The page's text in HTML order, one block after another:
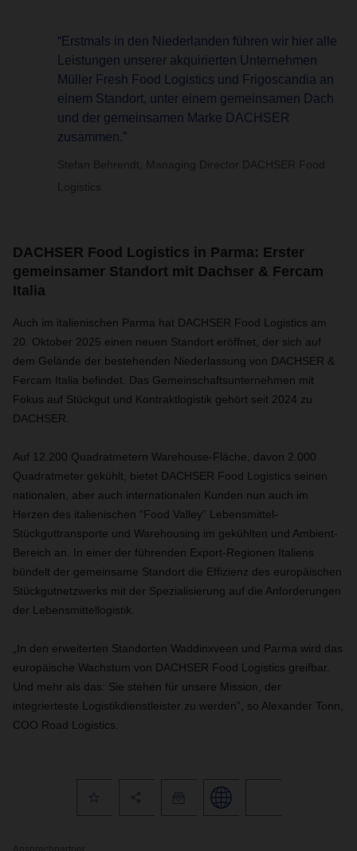
“Erstmals in den Niederlanden führen wir hier alle
Leistungen unserer akquirierten Unternehmen
Müller Fresh Food Logistics und Frigoscandia an
einem Standort, unter einem gemeinsamen Dach
und der gemeinsamen Marke DACHSER
zusammen.”
Stefan Behrendt, Managing Director DACHSER Food
Logistics
DACHSER Food Logistics in Parma: Erster
gemeinsamer Standort mit Dachser & Fercam
Italia
Auch im italienischen Parma hat DACHSER Food Logistics am
20. Oktober 2025 einen neuen Standort eröffnet, der sich auf
dem Gelände der bestehenden Niederlassung von DACHSER &
Fercam Italia befindet. Das Gemeinschaftsunternehmen mit
Fokus auf Stückgut und Kontraktlogistik gehört seit 2024 zu
DACHSER.
Auf 12.200 Quadratmetern Warehouse-Fläche, davon 2.000
Quadratmeter gekühlt, bietet DACHSER Food Logistics seinen
nationalen, aber auch internationalen Kunden nun auch im
Herzen des italienischen “Food Valley” Lebensmittel-
Stückguttransporte und Warehousing im gekühlten und Ambient-
Bereich an. In einer der führenden Export-Regionen Italiens
bündelt der gemeinsame Standort die Effizienz des europäischen
Stückgutnetzwerks mit der Spezialisierung auf die Anforderungen
der Lebensmittellogistik.
„In den erweiterten Standorten Waddinxveen und Parma wird das
europäische Wachstum von DACHSER Food Logistics greifbar.
Und mehr als das: Sie stehen für unsere Mission, der
integrierteste Logistikdienstleister zu werden”, so Alexander Tonn,
COO Road Logistics.